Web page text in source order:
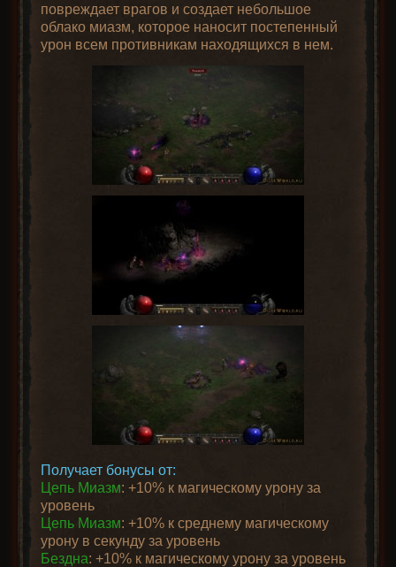
повреждает врагов и создает небольшое
облако миазм, которое наносит постепенный
урон всем противникам находящихся в нем.
Получает бонусы от:
Цепь Миазм: +10% к магическому урону за
уровень
Цепь Миазм: +10% к среднему магическому
урону в секунду за уровень
Бездна: +10% к магическому урону за уровень